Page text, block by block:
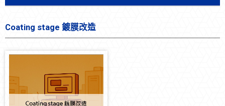
MARCO机
Coating stage 鍍膜改造
Coating stage 鍍膜改造